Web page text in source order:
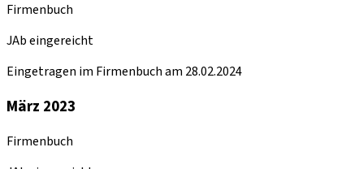
Firmenbuch
JAb eingereicht
Eingetragen im Firmenbuch am 28.02.2024
März 2023
Firmenbuch